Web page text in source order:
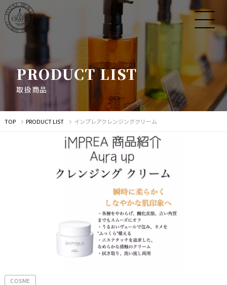
PRODUCT LIST
取扱商品
TOP PRODUCT LIST インプレアクレンジングクリーム
COSME